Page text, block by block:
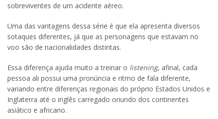
sobreviventes de um acidente aéreo.
Uma das vantagens dessa série é que ela apresenta diversos
sotaques diferentes, já que as personagens que estavam no
voo são de nacionalidades distintas.
Essa diferença ajuda muito a treinar o listening, afinal, cada
pessoa ali possui uma pronúncia e ritmo de fala diferente,
variando entre diferenças regionais do próprio Estados Unidos e
Inglaterra até o inglês carregado oriundo dos continentes
asiático e africano.